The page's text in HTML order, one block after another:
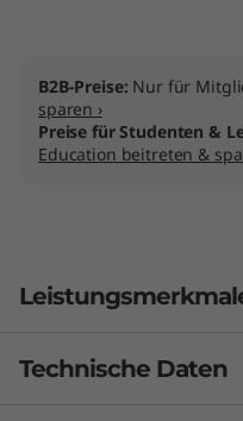
B2B-Preise: Nur für
sparen ›
Preise für Studenten &
Education beitreten &
Technische Daten